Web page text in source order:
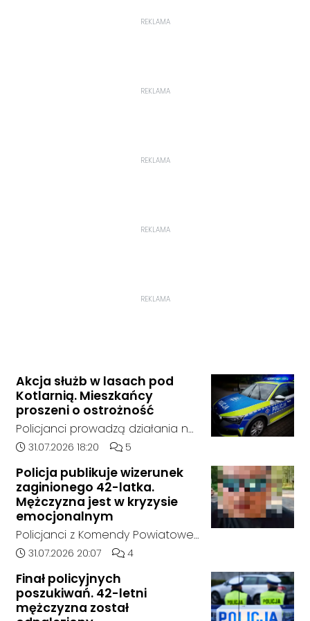
REKLAMA
REKLAMA
REKLAMA
REKLAMA
REKLAMA
Akcja służb w lasach pod
Kotlarnią. Mieszkańcy
proszeni o ostrożność
Policjanci prowadzą działania na
terenie kompleksów leśnych w
nam się ustalić, funkcjonariusze
poszukują mężczyzny, który może
posiadać niebezpieczne
narzędzie, nieoficjalnie broń i
stanowić zagrożenie dla osób
postronnych.
Data dodania artykułu:
31.07.2026 18:20 Liczba komentarzy artykułu:
5
Policja publikuje wizerunek
zaginionego 42-latka.
Mężczyzna jest w kryzysie
emocjonalnym
Policjanci z Komendy Powiatowej
Policji w Kędzierzynie-Koźlu
który jest w kryzysie
emocjonalnym i może chcieć
targnąć się na swoje życie.
Data dodania artykułu:
31.07.2026 20:07 Liczba komentarzy artykułu:
4
Finał policyjnych
poszukiwań. 42-letni
mężczyzna został